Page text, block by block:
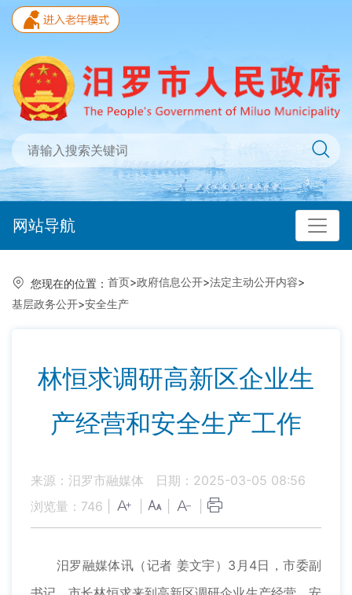
网站导航
您现在的位置： 首页>政府信息公开>法定主动公开内容>
基层政务公开>安全生产
林恒求调研高新区企业生
产经营和安全生产工作
来源：汨罗市融媒体
日期：2025-03-05 08:56
浏览量： 746
汨罗融媒体讯（记者 姜文宇）3月4日，市委副